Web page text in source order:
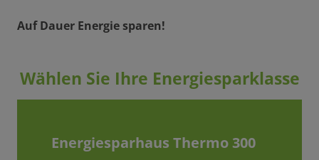
Auf Dauer Energie sparen!
Wählen Sie Ihre Energiesparklasse
Energiesparhaus Thermo 300